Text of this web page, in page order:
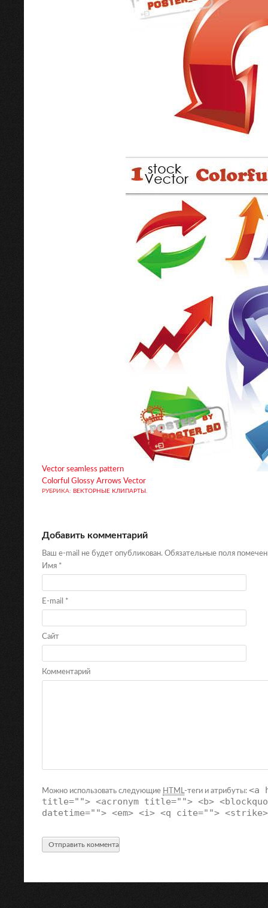
Vector seamless pattern
Colorful Glossy Arrows Vector
РУБРИКА: ВЕКТОРНЫЕ КЛИПАРТЫ .
Добавить комментарий
Ваш e-mail не будет опубликован. Обязательные поля
Имя *
E-mail *
Сайт
Комментарий
Можно использовать следующие HTML-теги и атрибуты: <a
title=""> <acronym title=""> <b>
datetime=""> <em> <i> <q cite="">